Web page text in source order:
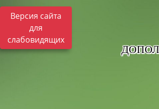
Версия сайта
для
слабовидящих